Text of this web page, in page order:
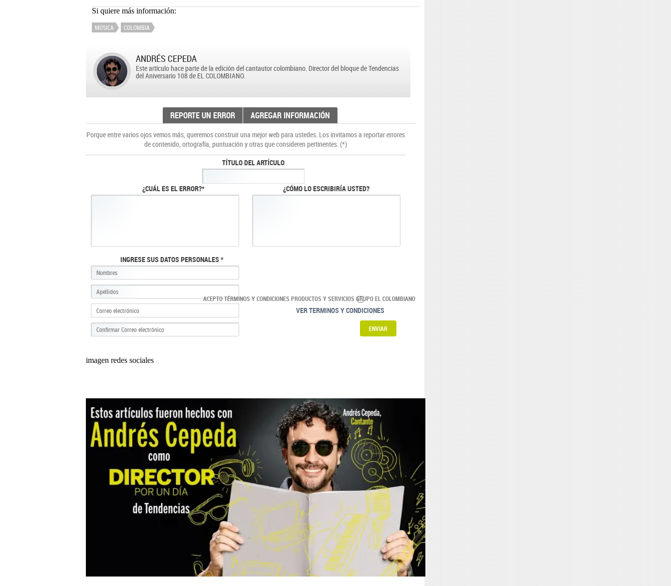
Si quiere más información:
MÚSICA COLOMBIA
ANDRÉS CEPEDA
Este artículo hace parte de la edición del cantautor colombiano. Director del bloque de Tendencias
del Aniversario 108 de EL COLOMBIANO.
REPORTE UN ERROR AGREGAR INFORMACIÓN
Porque entre varios ojos vemos más, queremos construir una mejor web para ustedes. Los invitamos a reportar errores
de contenido, ortografía, puntuación y otras que consideren pertinentes. (*)
TÍTULO DEL ARTÍCULO
¿CUÁL ES EL ERROR?* ¿CÓMO LO ESCRIBIRÍA USTED?
INGRESE SUS DATOS PERSONALES *
ACEPTO TÉRMINOS Y CONDICIONES PRODUCTOS Y SERVICIOS GRUPO EL COLOMBIANO
VER TERMINOS Y CONDICIONES
imagen redes sociales